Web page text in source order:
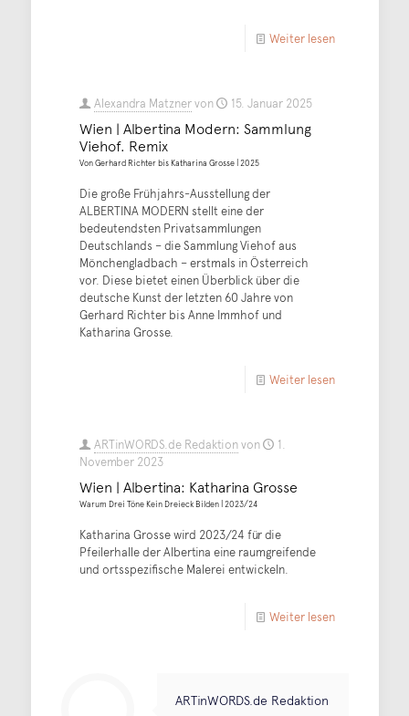
Weiter lesen
Alexandra Matznervon 15. Januar 2025
Wien | Albertina Modern: Sammlung
Viehof. Remix
Von Gerhard Richter bis Katharina Grosse | 2025
Die große Frühjahrs-Ausstellung der
ALBERTINA MODERN stellt eine der
bedeutendsten Privatsammlungen
Deutschlands – die Sammlung Viehof aus
Mönchengladbach – erstmals in Österreich
vor. Diese bietet einen Überblick über die
deutsche Kunst der letzten 60 Jahre von
Gerhard Richter bis Anne Immhof und
Katharina Grosse.
Weiter lesen
ARTinWORDS.de Redaktionvon
1.
November 2023
Wien | Albertina: Katharina Grosse
Warum Drei Töne Kein Dreieck Bilden | 2023/24
Katharina Grosse wird 2023/24 für die
Pfeilerhalle der Albertina eine raumgreifende
und ortsspezifische Malerei entwickeln.
Weiter lesen
ARTinWORDS.de Redaktion